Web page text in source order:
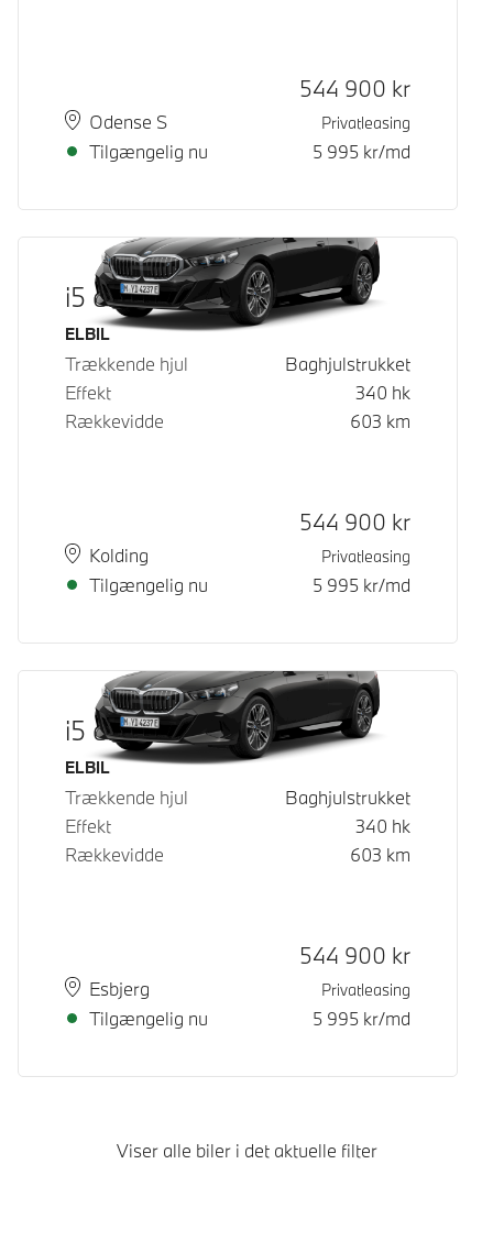
StedOdense S
Leveringstid
Tilgængelig nu
Kontantpris
544 900 kr
Privatleasing
5 995 kr/md
i5 eDrive40
Brændstof
ELBIL
Trækkende hjul
Baghjulstrukket
Effekt
340 hk
Rækkevidde
603 km
StedKolding
Leveringstid
Tilgængelig nu
Kontantpris
544 900 kr
Privatleasing
5 995 kr/md
i5 eDrive40
Brændstof
ELBIL
Trækkende hjul
Baghjulstrukket
Effekt
340 hk
Rækkevidde
603 km
StedEsbjerg
Leveringstid
Tilgængelig nu
Kontantpris
544 900 kr
Privatleasing
5 995 kr/md
Viser alle biler i det aktuelle filter